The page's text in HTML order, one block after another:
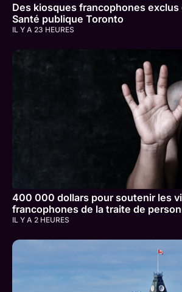
Des kiosques francophones exclus
Santé publique Toronto
IL Y A 23 HEURES
400 000 dollars pour soutenir les
francophones de la traite de
IL Y A 2 HEURES